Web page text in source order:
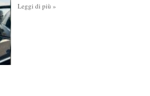
Leggi di più »